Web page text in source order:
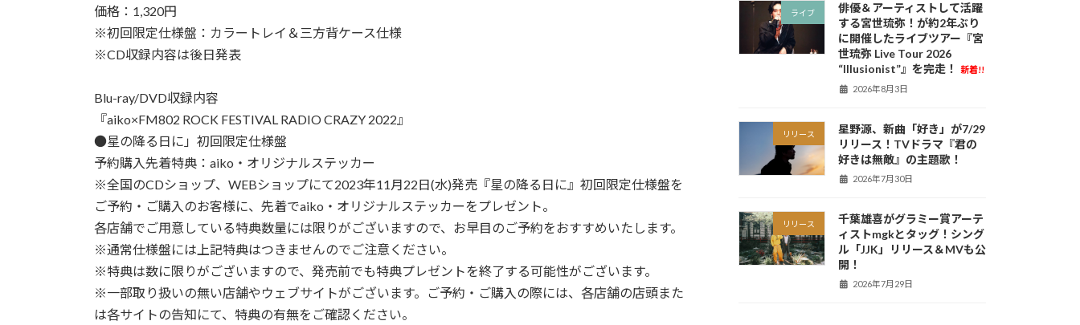
価格：1,320円
※初回限定仕様盤：カラートレイ＆三方背ケース仕様
※CD収録内容は後日発表
Blu-ray/DVD収録内容
『aiko×FM802 ROCK FESTIVAL RADIO CRAZY 2022』
●星の降る日に」初回限定仕様盤
予約購入先着特典：aiko・オリジナルステッカー
※全国のCDショップ、WEBショップにて2023年11月22日(水)発売『星の降る日に』初回限定仕様盤を
ご予約・ご購入のお客様に、先着でaiko・オリジナルステッカーをプレゼント。
各店舗でご用意している特典数量には限りがございますので、お早目のご予約をおすすめいたします。
※通常仕様盤には上記特典はつきませんのでご注意ください。
※特典は数に限りがございますので、発売前でも特典プレゼントを終了する可能性がございます。
※一部取り扱いの無い店舗やウェブサイトがございます。ご予約・ご購入の際には、各店舗の店頭また
は各サイトの告知にて、特典の有無をご確認ください。
ライブ
俳優＆アーティストして活躍
する宮世琉弥！が約2年ぶり
に開催したライブツアー『宮
世琉弥 Live Tour 2026
“Illusionist”』を完走！
新着!!
2026年8月3日
リリース
星野源、新曲「好き」が7/29
リリース！TVドラマ『君の
好きは無敵』の主題歌！
2026年7月30日
リリース
千葉雄喜がグラミー賞アーテ
ィストmgkとタッグ！シング
ル「JJK」リリース＆MVも公
開！
2026年7月29日